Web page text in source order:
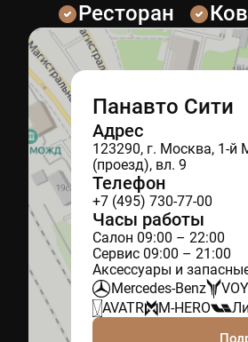
Ресторан
Панавто Сити
Адрес
123290, г. Москва, 1-й
(проезд), вл. 9
Телефон
+7 (495) 730-77-00
Часы работы
Салон 09:00 – 22:00
Сервис 09:00 – 21:00
Аксессуары и
Mercedes-Benz
AVATR
M-HERO